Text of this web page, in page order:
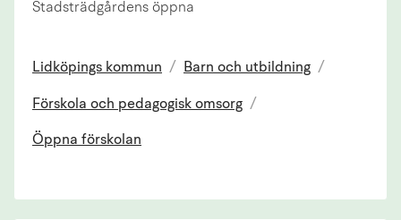
Stadsträdgårdens öppna
Lidköpings kommun / Barn och utbildning /
Förskola och pedagogisk omsorg /
Öppna förskolan